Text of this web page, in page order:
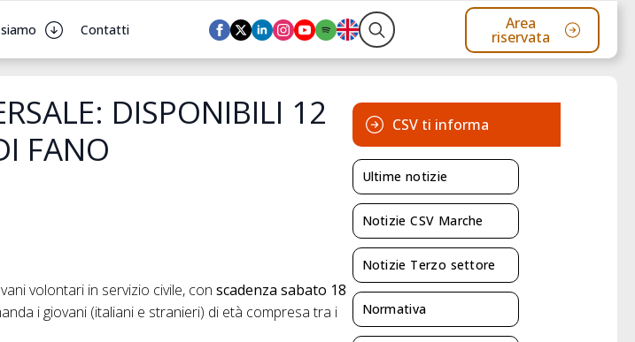
Contatti
Search
Area
riservata
DISPONIBILI 12
FANO
volontari in servizio civile, conscadenza sabato 18
i giovani (italiani e stranieri) di età compresa tra i
CSV ti informa
Ultime notizie
Notizie CSV Marche
Notizie Terzo settore
Normativa